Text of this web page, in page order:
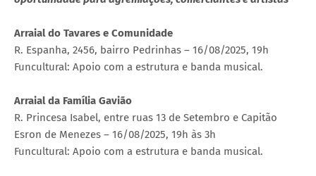
Arraial do Tavares e Comunidade
R. Espanha, 2456, bairro Pedrinhas – 16/08/2025, 19h
Funcultural: Apoio com a estrutura e banda musical.
Arraial da Família Gavião
R. Princesa Isabel, entre ruas 13 de Setembro e Capitão
Esron de Menezes – 16/08/2025, 19h às 3h
Funcultural: Apoio com a estrutura e banda musical.